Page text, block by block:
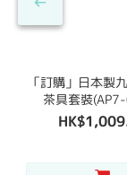
「訂購」日本製
茶具套裝